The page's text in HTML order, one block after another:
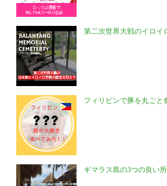
第二次世界大戦のイロイ
フィリピンで豚を丸ごと
ギマラス島の3つの良い